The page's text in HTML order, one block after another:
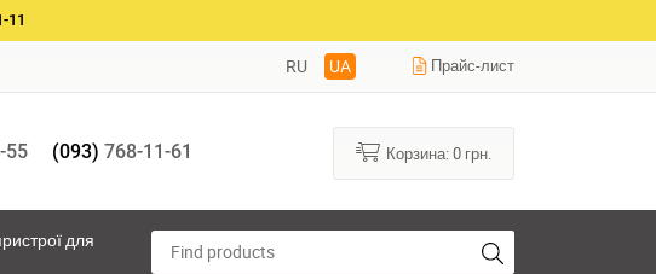
11
RU UA Прайс-лист
55 (093) 768-11-61 Корзина:0 грн.
для